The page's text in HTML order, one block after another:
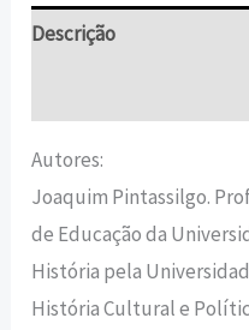
Descrição
Autores:
Joaquim Pintassilgo.
de Educação da
História pela
História Cultural e